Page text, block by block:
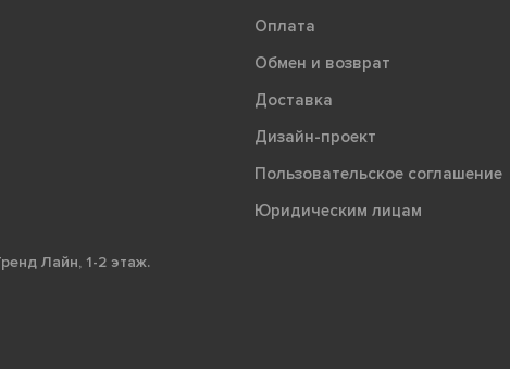
Лайн, 1-2 этаж.
Оплата
Обмен и возврат
Доставка
Дизайн-проект
Пользовательское соглашение
Юридическим лицам